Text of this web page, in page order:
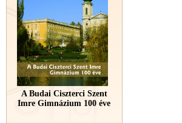
A Budai Ciszterci Szent
Imre Gimnázium 100 éve